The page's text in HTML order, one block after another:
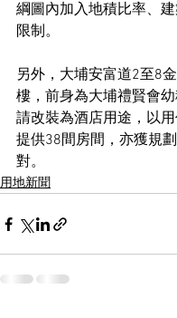
綱圖內加入地積比率、
限制。
另外，大埔安富道2至8
樓，前身為大埔禮賢會
請改裝為酒店用途，以用
提供38間房間，亦獲規
對。
用地新聞